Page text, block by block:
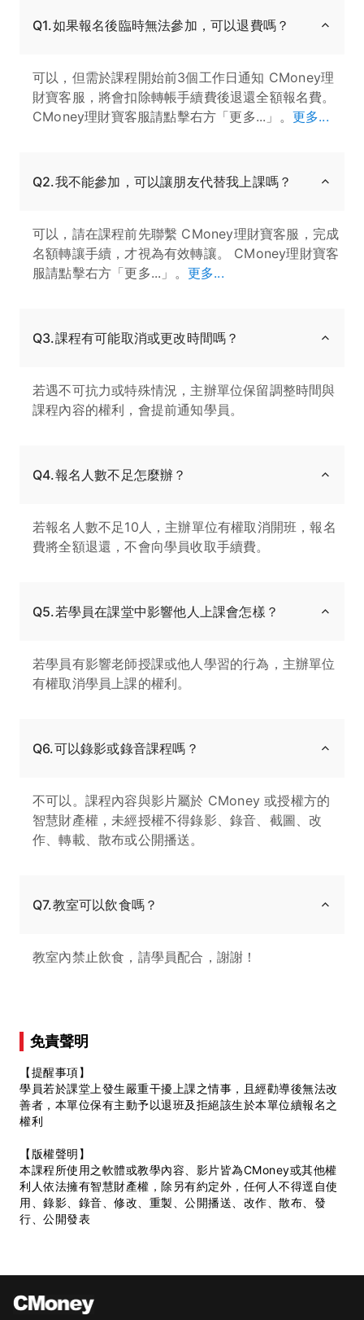
Q1.如果報名後臨時無法參加，可以退費嗎？
可以，但需於課程開始前3個工作日通知 CMoney理
財寶客服，將會扣除轉帳手續費後退還全額報名費。
CMoney理財寶客服請點擊右方「更多...」。 更多...
Q2.我不能參加，可以讓朋友代替我上課嗎？
可以，請在課程前先聯繫 CMoney理財寶客服，完成
名額轉讓手續，才視為有效轉讓。 CMoney理財寶客
服請點擊右方「更多...」。 更多...
Q3.課程有可能取消或更改時間嗎？
若遇不可抗力或特殊情況，主辦單位保留調整時間與
課程內容的權利，會提前通知學員。
Q4.報名人數不足怎麼辦？
若報名人數不足10人，主辦單位有權取消開班，報名
費將全額退還，不會向學員收取手續費。
Q5.若學員在課堂中影響他人上課會怎樣？
若學員有影響老師授課或他人學習的行為，主辦單位
有權取消學員上課的權利。
Q6.可以錄影或錄音課程嗎？
不可以。課程內容與影片屬於 CMoney 或授權方的
智慧財產權，未經授權不得錄影、錄音、截圖、改
作、轉載、散布或公開播送。
Q7.教室可以飲食嗎？
教室內禁止飲食，請學員配合，謝謝！
免責聲明
【提醒事項】
學員若於課堂上發生嚴重干擾上課之情事，且經勸導後無法改
善者，本單位保有主動予以退班及拒絕該生於本單位續報名之
權利
【版權聲明】
本課程所使用之軟體或教學內容、影片皆為CMoney或其他權
利人依法擁有智慧財產權，除另有約定外，任何人不得逕自使
用、錄影、錄音、修改、重製、公開播送、改作、散布、發
行、公開發表